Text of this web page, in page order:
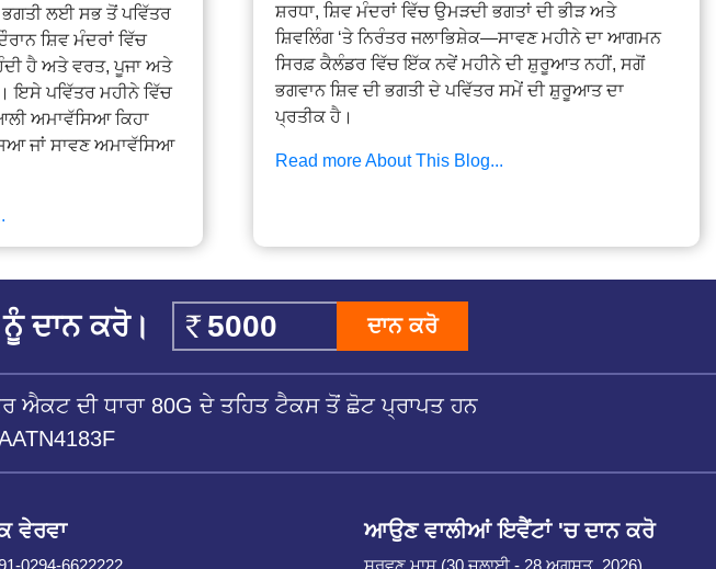
ਭਗਤੀ ਲਈ ਸਭ ਤੋਂ ਪਵਿੱਤਰ
ਸ਼ਿਵ ਮੰਦਰਾਂ ਵਿੱਚ
ਹੈ ਅਤੇ ਵਰਤ, ਪੂਜਾ ਅਤੇ
ਇਸੇ ਪਵਿੱਤਰ ਮਹੀਨੇ ਵਿੱਚ
ਅਮਾਵੱਸਿਆ ਕਿਹਾ
ਜਾਂ ਸਾਵਣ ਅਮਾਵੱਸਿਆ
ਸ਼ਰਧਾ, ਸ਼ਿਵ ਮੰਦਰਾਂ ਵਿੱਚ ਉਮੜਦੀ ਭਗਤਾਂ ਦੀ ਭੀੜ ਅਤੇ
ਸ਼ਿਵਲਿੰਗ ‘ਤੇ ਨਿਰੰਤਰ ਜਲਾਭਿਸ਼ੇਕ—ਸਾਵਣ ਮਹੀਨੇ ਦਾ ਆਗਮਨ
ਸਿਰਫ਼ ਕੈਲੰਡਰ ਵਿੱਚ ਇੱਕ ਨਵੇਂ ਮਹੀਨੇ ਦੀ ਸ਼ੁਰੂਆਤ ਨਹੀਂ, ਸਗੋਂ
ਭਗਵਾਨ ਸ਼ਿਵ ਦੀ ਭਗਤੀ ਦੇ ਪਵਿੱਤਰ ਸਮੇਂ ਦੀ ਸ਼ੁਰੂਆਤ ਦਾ
ਪ੍ਰਤੀਕ ਹੈ।
Read more About This Blog...
ਦਾਨ ਕਰੋ। ਦਾਨ ਕਰੋ
ਐਕਟ ਦੀ ਧਾਰਾ 80G ਦੇ ਤਹਿਤ ਟੈਕਸ ਤੋਂ ਛੋਟ ਪ੍ਰਾਪਤ ਹਨ
ਵੇਰਵਾ
0294-6622222
ਆਉਣ ਵਾਲੀਆਂ ਇਵੈਂਟਾਂ 'ਚ ਦਾਨ ਕਰੋ
ਸ਼ਰਵਣ ਮਾਸ (30 ਜੁਲਾਈ - 28 ਅਗਸਤ, 2026)